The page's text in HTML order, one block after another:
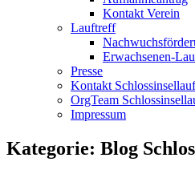
Kontakt Verein
Lauftreff
Erwachsenen-
Presse
Kontakt Schlossinsellauf
OrgTeam
Impressum
Kategorie: Blog